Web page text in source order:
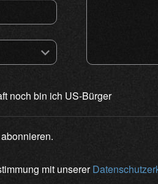
noch bin ich US-Bürger
mit unserer